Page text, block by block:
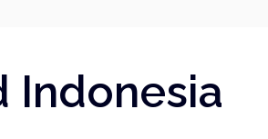
Indonesia